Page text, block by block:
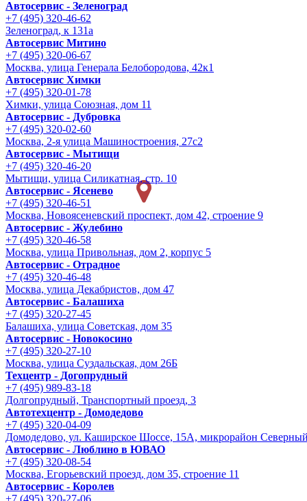
Автосервис - Зеленоград
+7 (495) 320-46-62
Зеленоград, к 131а
Автосервис Митино
+7 (495) 320-06-67
Москва, улица Генерала Белобородова, 42к1
Автосервис Химки
+7 (495) 320-01-78
Химки, улица Союзная, дом 11
Автосервис - Дубровка
+7 (495) 320-02-60
Москва, 2-я улица Машиностроения, 27с2
Автосервис - Мытищи
+7 (495) 320-46-20
Мытищи, улица Силикатная, стр. 10
Автосервис - Ясенево
+7 (495) 320-46-51
Москва, Новоясеневский проспект, дом 42, строение 9
Автосервис - Жулебино
+7 (495) 320-46-58
Москва, улица Привольная, дом 2, корпус 5
Автосервис - Отрадное
+7 (495) 320-46-48
Москва, улица Декабристов, дом 47
Автосервис - Балашиха
+7 (495) 320-27-45
Балашиха, улица Советская, дом 35
Автосервис - Новокосино
+7 (495) 320-27-10
Москва, улица Суздальская, дом 26Б
Техцентр - Догопрудный
+7 (495) 989-83-18
Долгопрудный, Транспортный проезд, 3
Автотехцентр - Домодедово
+7 (495) 320-04-09
Домодедово, ул. Каширское Шоссе, 15А, микрорайон
Автосервис - Люблино в ЮВАО
+7 (495) 320-08-54
Москва, Егорьевский проезд, дом 35, строение 11
Автосервис - Королев
+7 (495) 320-27-06